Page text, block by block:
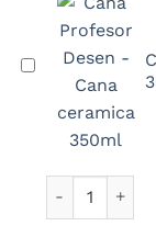
Cana
Profesor
Desen
350ml